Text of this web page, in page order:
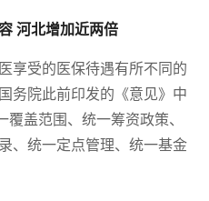
河北增加近两倍
享受的医保待遇有所不同的
务院此前印发的《意见》中
覆盖范围、统一筹资政策、
、统一定点管理、统一基金